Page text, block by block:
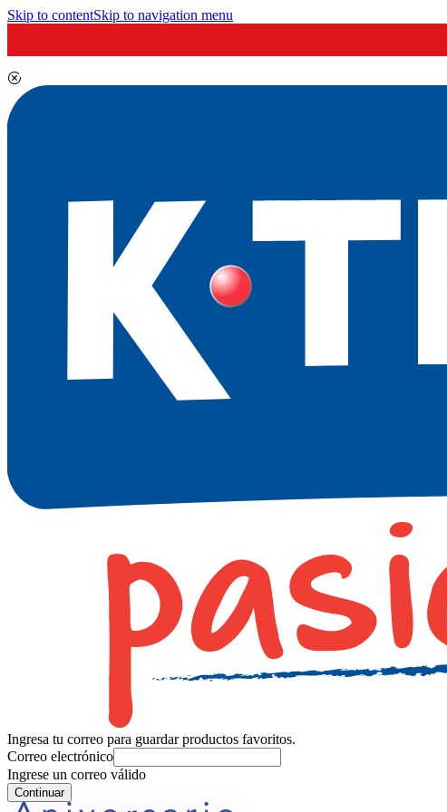
Skip to contentSkip to navigation menu
Ingresa tu correo para guardar productos favoritos.
Correo electrónico
Ingrese un correo válido
Continuar